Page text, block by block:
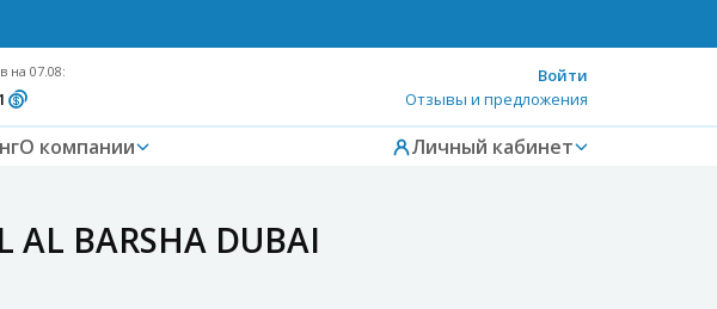
на 07.08:
Войти
Отзывы и предложения
О компании Личный кабинет
BARSHA DUBAI